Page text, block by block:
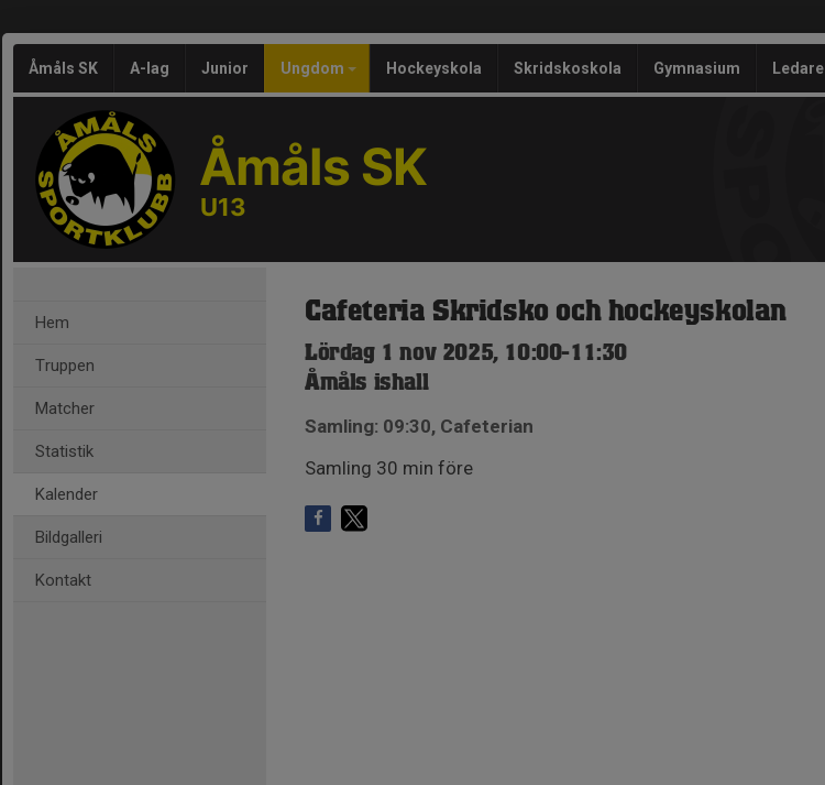
Åmåls SK A-lag Junior Ungdom Hockeyskola Skridskoskola Gymnasium Ledare
Åmåls SK
U13
Hem
Truppen
Matcher
Statistik
Kalender
Bildgalleri
Kontakt
Cafeteria Skridsko och hockeyskolan
Lördag 1 nov 2025, 10:00-11:30
Åmåls ishall
Samling: 09:30, Cafeterian
Samling 30 min före